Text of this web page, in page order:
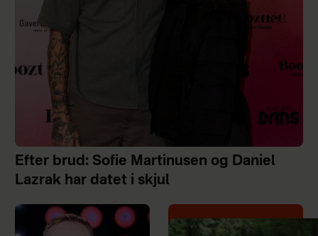
Efter brud: Sofie Martinusen og Daniel
Lazrak har datet i skjul